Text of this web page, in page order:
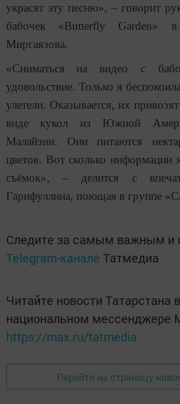
украсят эту песню», –говорит
бабочек «Butterfly Garden»
в
Миргаязова.
«Сниматься
на видео с
удовольствие. Только я
улетели. Оказывается, их
виде кукол из Южной
Малайзии. Они питаются
цветов. Вот сколько информации
съёмок», – делится с
Гарифуллина, поющая в группе «
Следите за самым важным и
Telegram-канале Татмедиа
Читайте новости Татарстана в
национальном мессенджере
https://max.ru/tatmedia
Перейти на страницу